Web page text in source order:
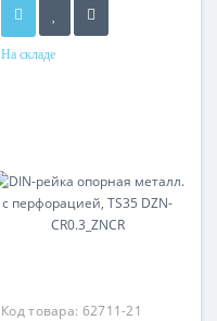
На складе
Код товара: 62711-21